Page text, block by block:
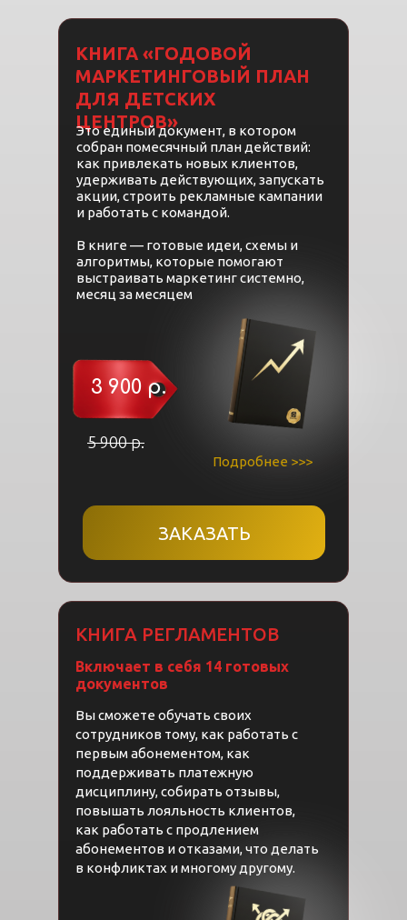
КНИГА «ГОДОВОЙ
МАРКЕТИНГОВЫЙ ПЛАН
ДЛЯ ДЕТСКИХ
ЦЕНТРОВ»
ЗАКАЗАТЬ
КНИГА РЕГЛАМЕНТОВ
Вы сможете обучать своих
сотрудников тому, как работать с
первым абонементом, как
поддерживать платежную
дисциплину, собирать отзывы,
повышать лояльность клиентов,
как работать с продлением
абонементов и отказами, что делать
в конфликтах и многому другому.
Включает в себя 14 готовых
документов
3 900 р.
Это единый документ, в котором
собран помесячный план действий:
как привлекать новых клиентов,
удерживать действующих, запускать
акции, строить рекламные кампании
и работать с командой.
В книге — готовые идеи, схемы и
алгоритмы, которые помогают
выстраивать маркетинг системно,
месяц за месяцем
Подробнее >>>
5 900 р.